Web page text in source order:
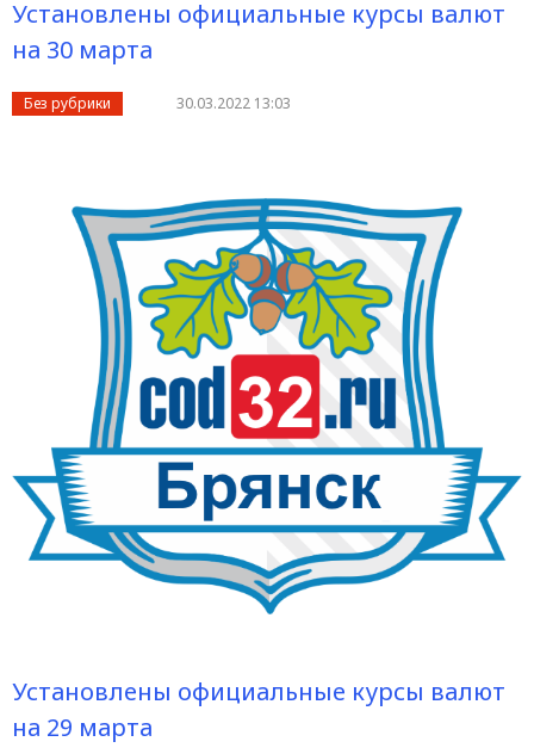
Установлены официальные курсы валют
на 30 марта
Без рубрики 30.03.2022 13:03
Установлены официальные курсы валют
на 29 марта